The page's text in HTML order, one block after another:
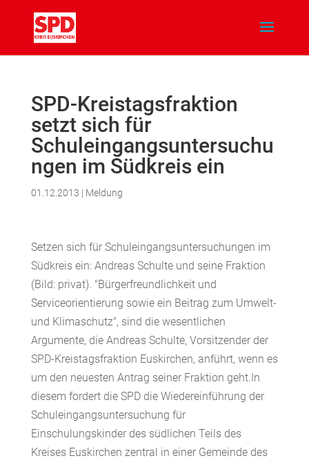
SPD-Kreistagsfraktion
setzt sich für
Schuleingangsuntersuchu
ngen im Südkreis ein
01.12.2013 | Meldung
Setzen sich für Schuleingangsuntersuchungen im
Südkreis ein: Andreas Schulte und seine Fraktion
(Bild: privat). "Bürgerfreundlichkeit und
Serviceorientierung sowie ein Beitrag zum Umwelt-
und Klimaschutz", sind die wesentlichen
Argumente, die Andreas Schulte, Vorsitzender der
SPD-Kreistagsfraktion Euskirchen, anführt, wenn es
um den neuesten Antrag seiner Fraktion geht.In
diesem fordert die SPD die Wiedereinführung der
Schuleingangsuntersuchung für
Einschulungskinder des südlichen Teils des
Kreises Euskirchen zentral in einer Gemeinde des